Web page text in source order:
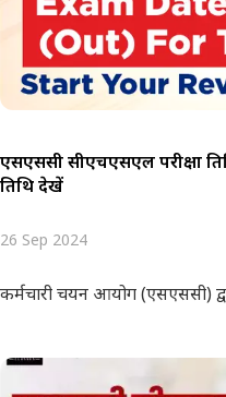
एसएससी सीएचएसएल परीक्षा
तिथि देखें
26 Sep 2024
कर्मचारी चयन आयोग (एसएससी)